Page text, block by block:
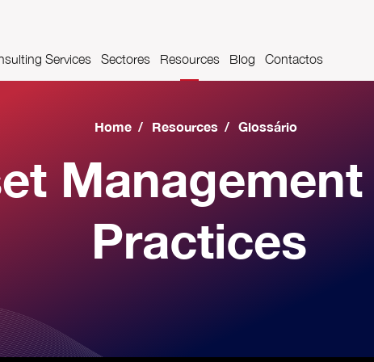
Services Sectores
Indústria Automóvel
Indústria alimentar e das bebidas
Resources Blog Contactos
Home / Resources / Glossário
Practices